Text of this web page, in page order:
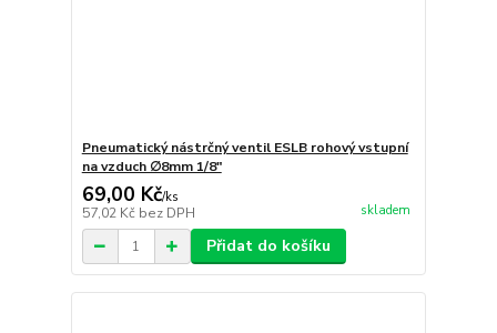
Pneumatický nástrčný ventil ESLB rohový vstupní
na vzduch ∅8mm 1/8"
69,00 Kč/ks
57,02 Kč bez DPH skladem
Přidat do košíku